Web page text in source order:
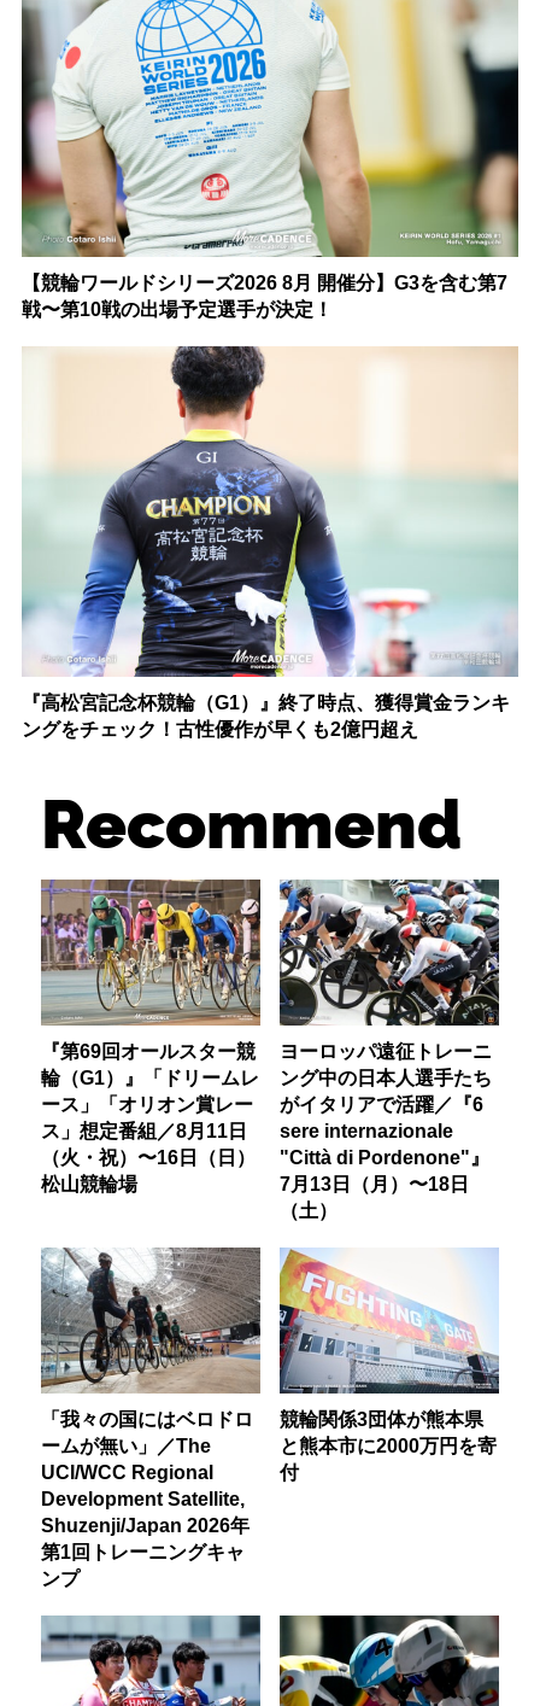
【競輪ワールドシリーズ2026 8月 開催分】G3を含む第7
戦〜第10戦の出場予定選手が決定！
『高松宮記念杯競輪（G1）』終了時点、獲得賞金ランキ
ングをチェック！古性優作が早くも2億円超え
Recommend
『第69回オールスター競
輪（G1）』「ドリームレ
ース」「オリオン賞レー
ス」想定番組／8月11日
（火・祝）〜16日（日）
松山競輪場
ヨーロッパ遠征トレーニ
ング中の日本人選手たち
がイタリアで活躍／『6
sere internazionale
"Città di Pordenone"』
7月13日（月）〜18日
（土）
「我々の国にはベロドロ
ームが無い」／The
UCI/WCC Regional
Development Satellite,
Shuzenji/Japan 2026年
第1回トレーニングキャ
ンプ
競輪関係3団体が熊本県
と熊本市に2000万円を寄
付